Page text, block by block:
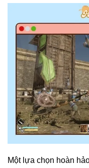
Một lựa chọn hoàn